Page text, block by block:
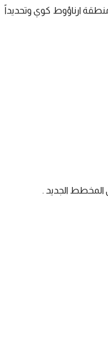
في منطقة ارناؤوط كوي وتحديداً
المخطط الجديد .